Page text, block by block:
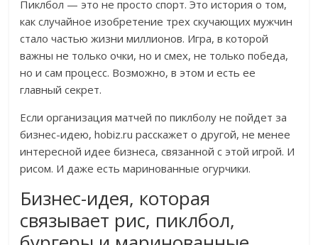
Пиклбол — это не просто спорт. Это история о том,
как случайное изобретение трех скучающих мужчин
стало частью жизни миллионов. Игра, в которой
важны не только очки, но и смех, не только победа,
но и сам процесс. Возможно, в этом и есть ее
главный секрет.
Если организация матчей по пиклболу не пойдет за
бизнес-идею, hobiz.ru расскажет о другой, не менее
интересной идее бизнеса, связанной с этой игрой. И
рисом. И даже есть маринованные огурчики.
Бизнес-идея, которая
связывает рис, пиклбол,